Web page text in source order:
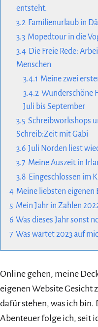
entsteht.
3.2 Familienurlaub in
3.3 Mopedtour in die
3.4 Die Freie Rede:
Menschen
3.4.1 Meine zwei
3.4.2 Wunderschöne
Juli bis September
3.5 Schreibworkshops
Schreib:Zeit mit Gabi
3.6 Juli Norden liest
3.7 Meine Auszeit in
3.8 Eingeschlossen im
4 Meine liebsten
5 Mein Jahr in Zahlen
6 Was dieses Jahr sonst
7 Was wartet 2023 auf
Online gehen, meine
eigenen Website Gesicht
dafür stehen, was ich bin.
Abenteuer folge ich, seit